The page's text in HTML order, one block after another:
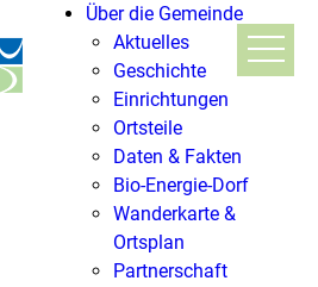
Über die Gemeinde
Aktuelles
Geschichte
Einrichtungen
Ortsteile
Daten & Fakten
Bio-Energie-Dorf
Wanderkarte &
Ortsplan
Partnerschaft